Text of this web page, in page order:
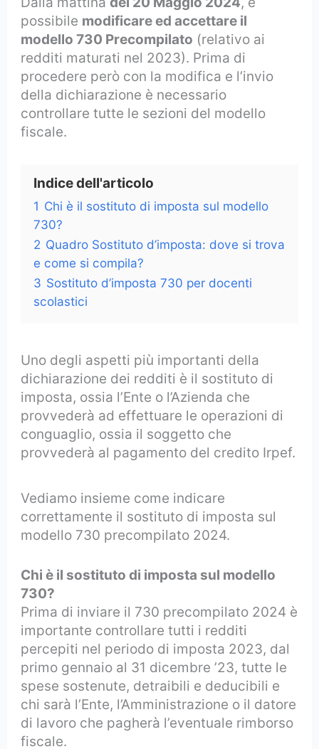
possibile modificare ed accettare il
modello 730 Precompilato (relativo ai
redditi maturati nel 2023). Prima di
procedere però con la modifica e l’invio
della dichiarazione è necessario
controllare tutte le sezioni del modello
fiscale.
Indice dell'articolo
1 Chi è il sostituto di imposta sul modello
730?
2 Quadro Sostituto d’imposta: dove si trova
e come si compila?
3 Sostituto d’imposta 730 per docenti
scolastici
Uno degli aspetti più importanti della
dichiarazione dei redditi è il sostituto di
imposta, ossia l’Ente o l’Azienda che
provvederà ad effettuare le operazioni di
conguaglio, ossia il soggetto che
provvederà al pagamento del credito Irpef.
Vediamo insieme come indicare
correttamente il sostituto di imposta sul
modello 730 precompilato 2024.
Chi è il sostituto di imposta sul modello
730?
Prima di inviare il 730 precompilato 2024 è
importante controllare tutti i redditi
percepiti nel periodo di imposta 2023, dal
primo gennaio al 31 dicembre ’23, tutte le
spese sostenute, detraibili e deducibili e
chi sarà l’Ente, l’Amministrazione o il datore
di lavoro che pagherà l’eventuale rimborso
fiscale.